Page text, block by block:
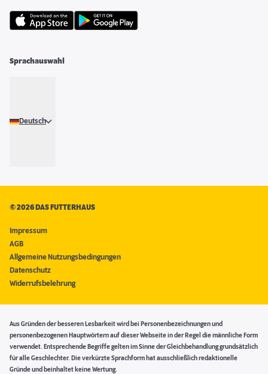
Sprachauswahl
Deutsch
©2026 DAS FUTTERHAUS
Impressum
AGB
Allgemeine Nutzungsbedingungen
Datenschutz
Widerrufsbelehrung
Aus Gründen der besseren Lesbarkeit wird bei Personenbezeichnungen und
personenbezogenen Hauptwörtern auf dieser Webseite in der Regel die männliche Form
verwendet. Entsprechende Begriffe gelten im Sinne der Gleichbehandlung grundsätzlich
für alle Geschlechter. Die verkürzte Sprachform hat ausschließlich redaktionelle
Gründe und beinhaltet keine Wertung.